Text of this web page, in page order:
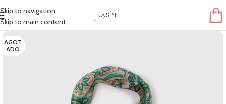
Skip to navigation
Skip to main content
AGOT
ADO